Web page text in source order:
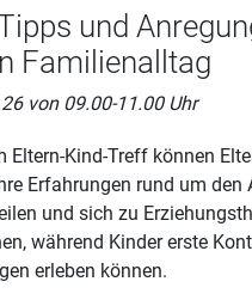
und
Familienalltag
von 09.00-11.00 Uhr
Eltern-Kind-Treff können
Erfahrungen rund um den
und sich zu
während Kinder erste
erleben können.